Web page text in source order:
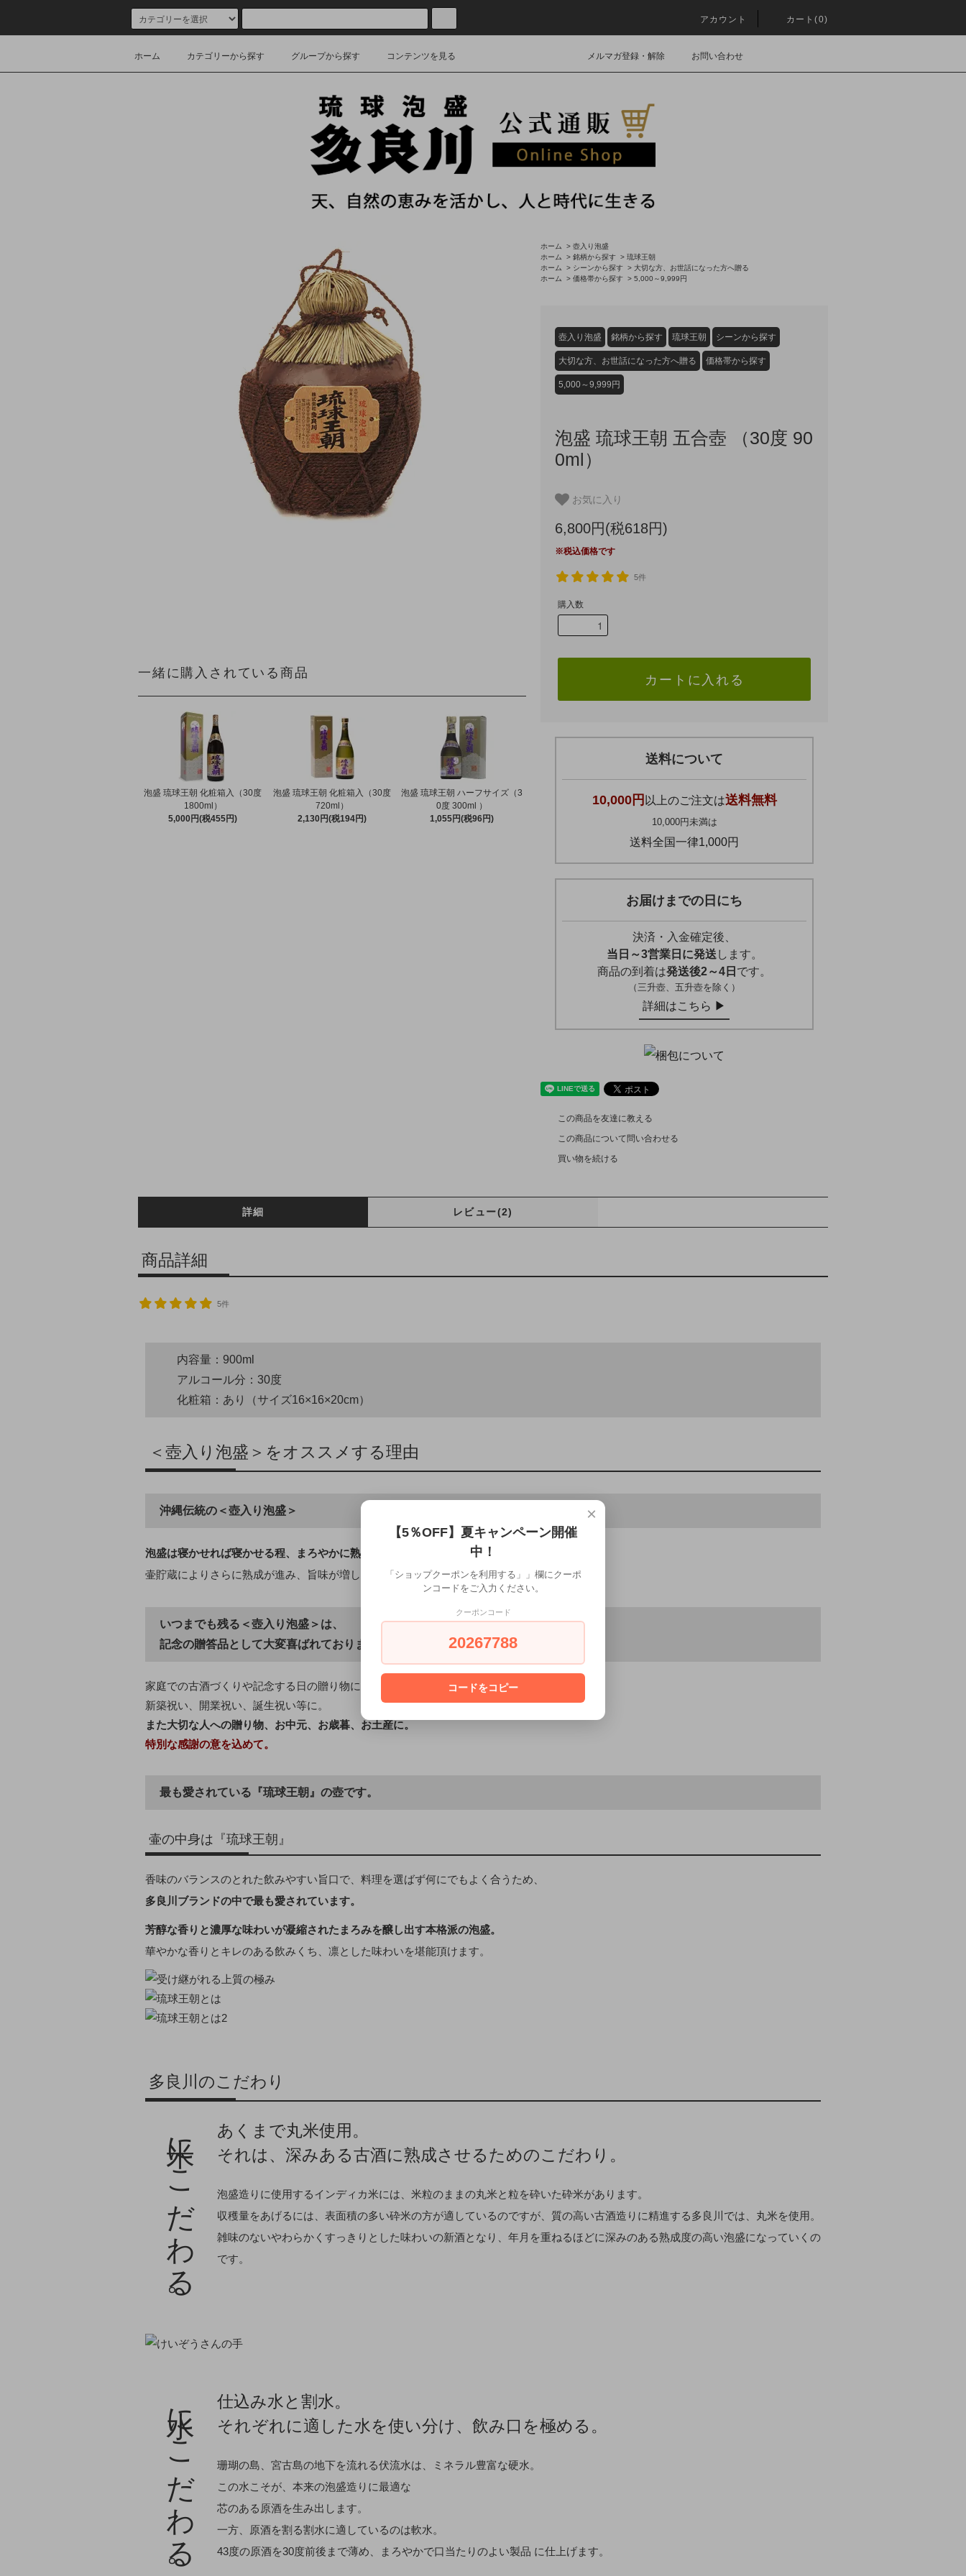
アカウント カート(0)
ホーム カテゴリーから探す グループから探す コンテンツを見る メルマガ登録・解除 お問い合わせ
ホーム > 壺入り泡盛
ホーム
> 銘柄から探す > 琉球王朝
ホーム
> シーンから探す > 大切な方、お世話になった方へ贈る
ホーム
> 価格帯から探す > 5,000～9,999円
一緒に購入されている商品
泡盛 琉球王朝 化粧箱入（30度
1800ml）
5,000円(税455円)
泡盛 琉球王朝 化粧箱入（30度
720ml）
2,130円(税194円)
泡盛 琉球王朝 ハーフサイズ（3
0度 300ml ）
1,055円(税96円)
壺入り泡盛 銘柄から探す 琉球王朝 シーンから探す
大切な方、お世話になった方へ贈る 価格帯から探す
5,000～9,999円
泡盛 琉球王朝 五合壺 （30度 90
0ml）
お気に入り
6,800円(税618円)
※税込価格です
5件
購入数
カートに入れる
送料について
10,000円 以上のご注文は送料無料
10,000円未満は
送料全国一律1,000円
お届けまでの日にち
決済・入金確定後、
当日～3営業日に発送 します。
商品の到着は発送後2～4日 です。
（三升壺、五升壺を除く）
詳細はこちら ▶︎
この商品を友達に教える
この商品について問い合わせる
買い物を続ける
詳細 レビュー(2)
商品詳細
5件
内容量：900ml
アルコール分：30度
化粧箱：あり（サイズ16×16×20cm）
＜壺入り泡盛＞をオススメする理由
沖縄伝統の＜壺入り泡盛＞
泡盛は寝かせれば寝かせる程、まろやかに熟成し円熟味を増します。
壷貯蔵によりさらに熟成が進み、旨味が増し、
世界にひとつだけの古酒（クース）となります。
いつまでも残る＜壺入り泡盛＞は、
記念の贈答品として大変喜ばれております。
家庭での古酒づくりや記念する日の贈り物に。
新築祝い、開業祝い、誕生祝い等に。
また大切な人への贈り物、お中元、お歳暮、お土産に。
特別な感謝の意を込めて。
最も愛されている『琉球王朝』の壺です。
壷の中身は『琉球王朝』
香味のバランスのとれた飲みやすい旨口で、料理を選ばず何にでもよく合うため、
多良川ブランドの中で最も愛されています。
芳醇な香りと濃厚な味わいが凝縮されたまろみを醸し出す本格派の泡盛。
華やかな香りとキレのある飲みくち、凛とした味わいを堪能頂けます。
多良川のこだわり
米にこだわる。
あくまで丸米使用。
それは、深みある古酒に熟成させるためのこだわり。
泡盛造りに使用するインディカ米には、米粒のままの丸米と粒を砕いた砕米があります。
収穫量をあげるには、表面積の多い砕米の方が適しているのですが、質の高い古酒造りに精進する多良川では、丸米を使用。
雑味のないやわらかくすっきりとした味わいの新酒となり、年月を重ねるほどに深みのある熟成度の高い泡盛になっていくの
です。
水にこだわる。
仕込み水と割水。
それぞれに適した水を使い分け、飲み口を極める。
珊瑚の島、宮古島の地下を流れる伏流水は、ミネラル豊富な硬水。
この水こそが、本来の泡盛造りに最適な
芯のある原酒を生み出します。
一方、原酒を割る割水に適しているのは軟水。
43度の原酒を30度前後まで薄め、まろやかで口当たりのよい製品 に仕上げます。
×
【5％OFF】夏キャンペーン開催
中！
「ショップクーポンを利用する」」欄にクーポ
ンコードをご入力ください。
クーポンコード
20267788
コードをコピー